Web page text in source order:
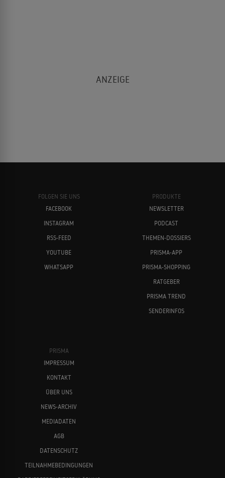
FOLGEN SIE UNS
FACEBOOK
INSTAGRAM
RSS-FEED
YOUTUBE
WHATSAPP
PRODUKTE
NEWSLETTER
PODCAST
THEMEN-DOSSIERS
PRISMA-APP
PRISMA-SHOPPING
RATGEBER
PRISMA TREND
SENDERINFOS
PRISMA
IMPRESSUM
KONTAKT
ÜBER UNS
NEWS-ARCHIV
MEDIADATEN
AGB
DATENSCHUTZ
TEILNAHMEBEDINGUNGEN